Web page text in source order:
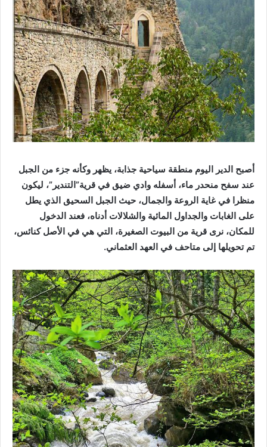
أصبح الدير اليوم منطقة سياحية جذابة، يظهر وكأنه جزء من الجبل
عند سفح منحدر ماء، أسفله وادي ضيق في قرية”التندير”، ليكون
منظرا في غاية الروعة والجمال، حيث الجبل السحيق الذي يطل
على الغابات والجداول المائية والشلالات أدناه، فعند الدخول
للمكان، نرى قرية من البيوت الصغيرة، التي هي في الأصل كنائس،
تم تحويلها إلى متاحف في العهد العثماني.